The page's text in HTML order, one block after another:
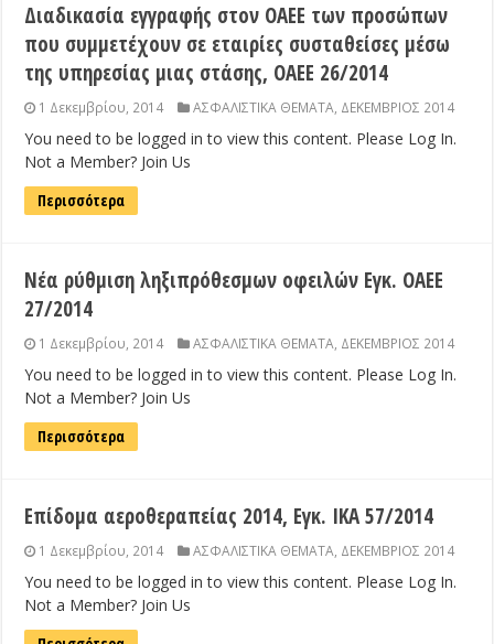
Διαδικασία εγγραφής στον ΟΑΕΕ των προσώπων
που συμμετέχουν σε εταιρίες συσταθείσες μέσω
της υπηρεσίας μιας στάσης, ΟΑΕΕ 26/2014
1 Δεκεμβρίου, 2014 ΑΣΦΑΛΙΣΤΙΚΑ ΘΕΜΑΤΑ, ΔΕΚΕΜΒΡΙΟΣ 2014
You need to be logged in to view this content. Please Log In.
Not a Member? Join Us
Περισσότερα
Νέα ρύθμιση ληξιπρόθεσμων οφειλών Εγκ. ΟΑΕΕ
27/2014
1 Δεκεμβρίου, 2014 ΑΣΦΑΛΙΣΤΙΚΑ ΘΕΜΑΤΑ, ΔΕΚΕΜΒΡΙΟΣ 2014
You need to be logged in to view this content. Please Log In.
Not a Member? Join Us
Περισσότερα
Επίδομα αεροθεραπείας 2014, Εγκ. ΙΚΑ 57/2014
1 Δεκεμβρίου, 2014 ΑΣΦΑΛΙΣΤΙΚΑ ΘΕΜΑΤΑ, ΔΕΚΕΜΒΡΙΟΣ 2014
You need to be logged in to view this content. Please Log In.
Not a Member? Join Us